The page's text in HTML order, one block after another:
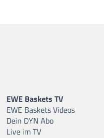
EWE Baskets TV
EWE Baskets Videos
Dein DYN Abo
Live im TV